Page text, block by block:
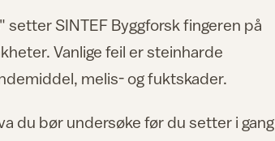
SINTEF Byggforsk fingeren på
Vanlige feil er steinharde
melis- og fuktskader.
du bør undersøke før du setter i gang